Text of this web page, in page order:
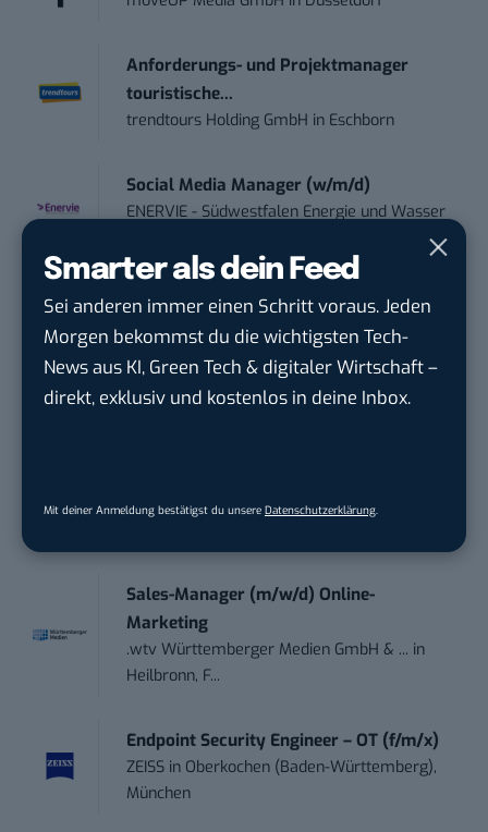
Smarter als dein Feed
Sei anderen immer einen Schritt voraus. Jeden
Morgen bekommst du die wichtigsten Tech-
News aus KI, Green Tech & digitaler Wirtschaft –
direkt, exklusiv und kostenlos in deine Inbox.
Mit deiner Anmeldung bestätigst du unsere Datenschutzerklärung
Anforderungs- und Projektmanager
touristische...
trendtours Holding GmbH in Eschborn
Social Media Manager (w/m/d)
ENERVIE - Südwestfalen Energie und Wasser
Performance Marketing Manager
Schwerpunkt Pai...
EDEKA Südwest Stiftung & Co. KG in
Social DNA GmbHinFrankfurt am Main,
Sales-Manager (m/w/d) Online-
Marketing
.wtv Württemberger Medien GmbH & ... in
Heilbronn, F...
Endpoint Security Engineer – OT (f/m/x)
ZEISS in Oberkochen (Baden-Württemberg),
München